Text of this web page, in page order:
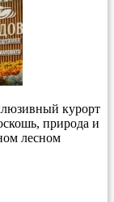
курорт
природа и
лесном